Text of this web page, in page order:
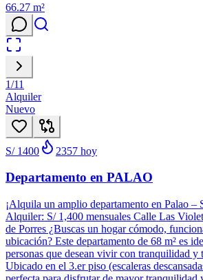
66.27 m²
1/11
Alquiler
Nuevo
S/ 1400 2357 hoy
Departamento en PALAO
¡Alquila un amplio departamento en Palao –
Alquiler: S/ 1,400 mensuales Calle Las
de Porres ¿Buscas un hogar cómodo,
ubicación? Este departamento de 68 m² es
personas que desean vivir con tranquilidad y
Ubicado en el 3.er piso (escaleras